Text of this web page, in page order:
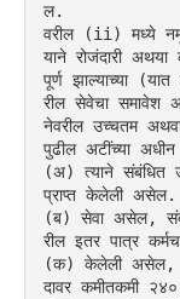
ल.
वरील (ii) मध्ये नमूद
याने रोजंदारी अथया
पूर्ण झाल्याच्या
रील सेवेचा समावेश
नेवरील उच्चतम
पुढील अटींच्या
(अ) त्याने संबंधित
प्राप्त केलेली असेल.
(ब) सेवा असेल,
रील इतर पात्र
(क) केलेली असेल,
दावर कमीतकमी